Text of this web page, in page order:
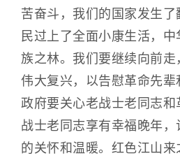
苦奋斗，我们的国家发生
民过上了全面小康生活，
族之林。我们要继续向前
伟大复兴，以告慰革命先辈
政府要关心老战士老同志
战士老同志享有幸福晚年
的关怀和温暖。红色江山